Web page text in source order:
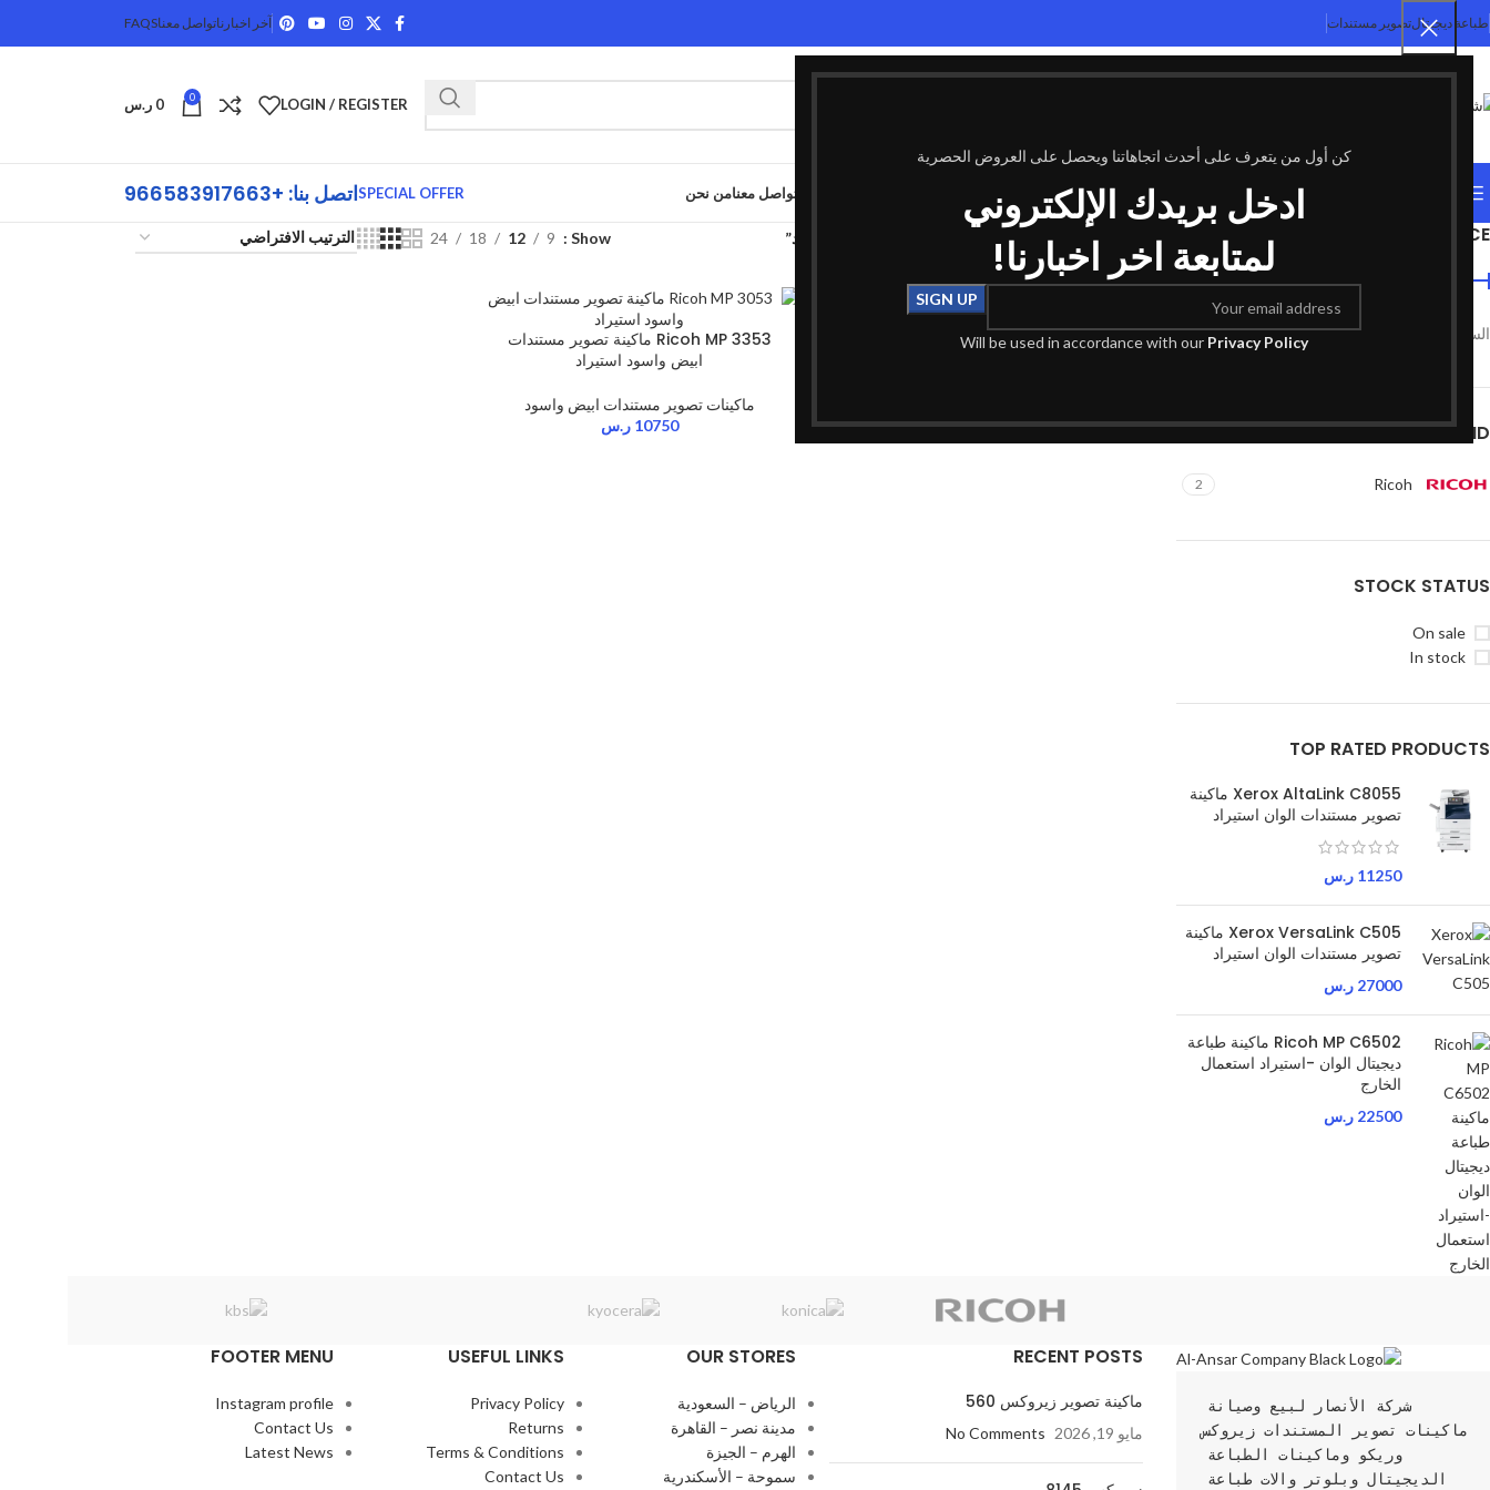
كن أول من يتعرف على أحدث اتجاهاتنا ويحصل على العروض الحصرية
ادخل بريدك الإلكتروني
لمتابعة اخر اخبارنا!
Will be used in accordance with our Privacy Policy
طباعة ديجيتالتصوير مستندات آخر اخبارناتواصل معناFAQS
LOGIN / REGISTER
0
0 ر.س
تواصل معنامن نحن SPECIAL OFFERاتصل بنا: +966583917663
FILTER BY PRICE
تصفية السعر: —10750 ر.س
FILTER BY BRAND
Ricoh
2
STOCK STATUS
On sale
In stock
TOP RATED PRODUCTS
Xerox AltaLink C8055 ماكينة
تصوير مستندات الوان استيراد
11250 ر.س
Xerox VersaLink C505 ماكينة
تصوير مستندات الوان استيراد
27000 ر.س
Ricoh MP C6502 ماكينة طباعة
ديجيتال الوان -استيراد استعمال
الخارج
22500 ر.س
الرئيسية منتجات تحت الوسم “طابعة مكتبية أبيض وأسود” Show
9
12
18
24
Ricoh MP 3053 ماكينة تصوير مستندات
10000ر.س
Ricoh MP 3353 ماكينة تصوير مستندات
ابيض واسود استيراد
ماكينات تصوير مستندات ابيض واسود
10750 ر.س
ماكينات تصوير المستندات زيروكس
RECENT POSTS
ماكينة تصوير زيروكس 560
مايو 19, 2026 No Comments
OUR STORES
الرياض – السعودية
مدينة نصر – القاهرة
الهرم – الجيزة
سموحة – الأسكندرية
USEFUL LINKS
Privacy Policy
Returns
Terms & Conditions
Contact Us
FOOTER MENU
Instagram profile
Contact Us
Latest News